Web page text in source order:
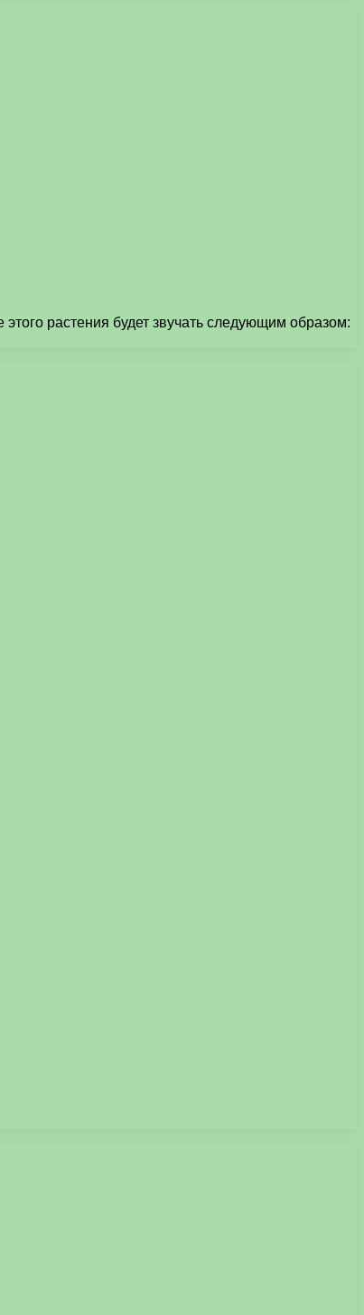
растения будет звучать следующим образом: